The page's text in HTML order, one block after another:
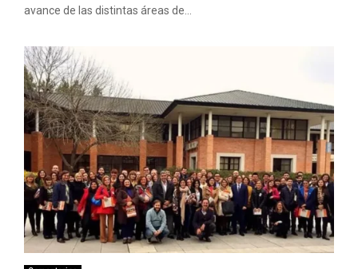
avance de las distintas áreas de...